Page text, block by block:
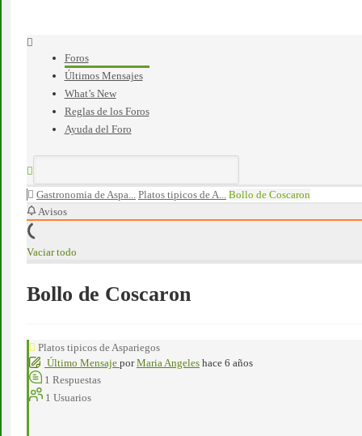
Foros
Últimos Mensajes
What’s New
Reglas de los Foros
Ayuda del Foro
Gastronomia de Aspa... Platos tipicos de A... Bollo de Coscaron
Avisos
Vaciar todo
Bollo de Coscaron
Platos tipicos de Aspariegos
Último Mensaje por Maria Angeles hace 6 años
1 Respuestas
1 Usuarios